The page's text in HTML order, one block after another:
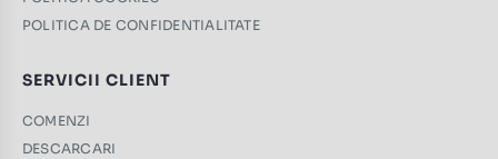
POLITICA DE CONFIDENTIALITATE
SERVICII CLIENT
COMENZI
DESCARCARI